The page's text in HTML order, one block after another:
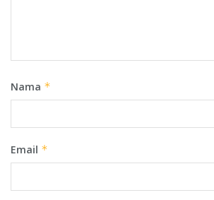
Nama *
Email *